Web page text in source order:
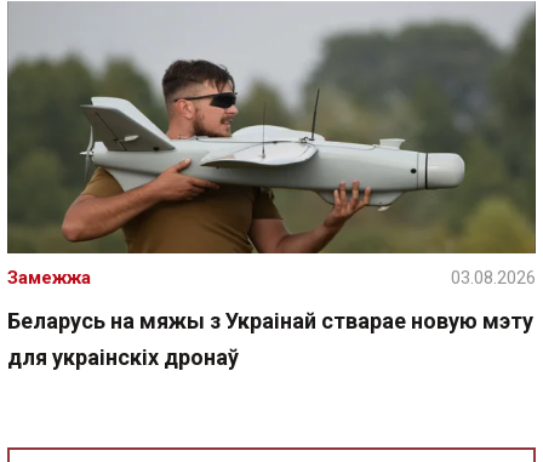
Беларусь на мяжы з Украінай стварае новую мэту
для украінскіх дронаў
Замежжа 03.08.2026